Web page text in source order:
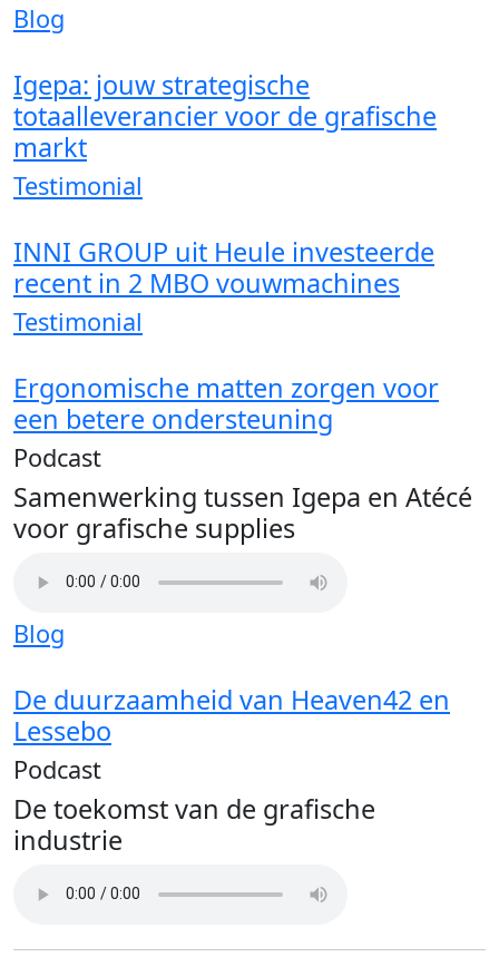
Blog
Igepa: jouw strategische
totaalleverancier voor de grafische
markt
Testimonial
INNI GROUP uit Heule investeerde
recent in 2 MBO vouwmachines
Testimonial
Ergonomische matten zorgen voor
een betere ondersteuning
Podcast
Samenwerking tussen Igepa en Atécé
voor grafische supplies
Blog
De duurzaamheid van Heaven42 en
Lessebo
Podcast
De toekomst van de grafische
industrie